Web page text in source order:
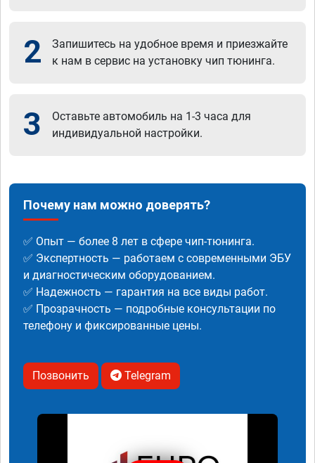
2
Запишитесь на удобное время и приезжайте
к нам в сервис на установку чип тюнинга.
3
Оставьте автомобиль на 1-3 часа для
индивидуальной настройки.
Почему нам можно доверять?
✅ Опыт — более 8 лет в сфере чип-тюнинга.
✅ Экспертность — работаем с современными ЭБУ
и диагностическим оборудованием.
✅ Надежность — гарантия на все виды работ.
✅ Прозрачность — подробные консультации по
телефону и фиксированные цены.
Позвонить Telegram